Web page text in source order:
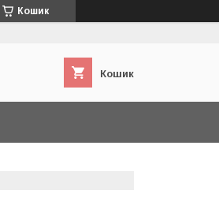
Кошик
Кошик